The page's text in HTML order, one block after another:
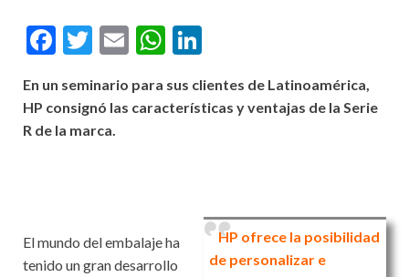
F
e
b
T
itt
er
E
ai
W
at ke
En un seminario para sus clientes de Latinoamérica,
HP consignó las características y ventajas de la Serie
R de la marca.
HP ofrece la posibilidad
de personalizar e
El mundo del embalaje ha
tenido un gran desarrollo